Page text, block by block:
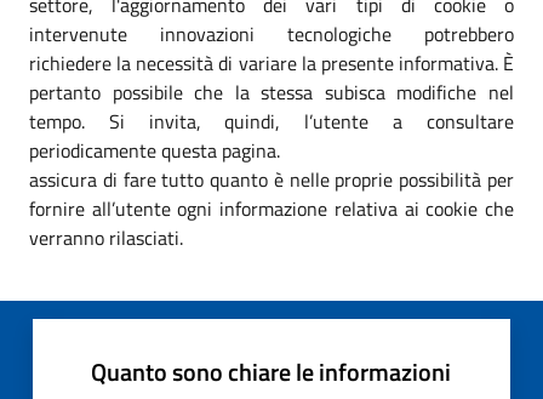
intervenute innovazioni tecnologiche potrebbero
richiedere la necessità di variare la presente informativa. È
pertanto possibile che la stessa subisca modifiche nel
tempo. Si invita, quindi, l’utente a consultare
periodicamente questa pagina.
assicura di fare tutto quanto è nelle proprie possibilità per
fornire all’utente ogni informazione relativa ai cookie che
verranno rilasciati.
Quanto sono chiare le informazioni